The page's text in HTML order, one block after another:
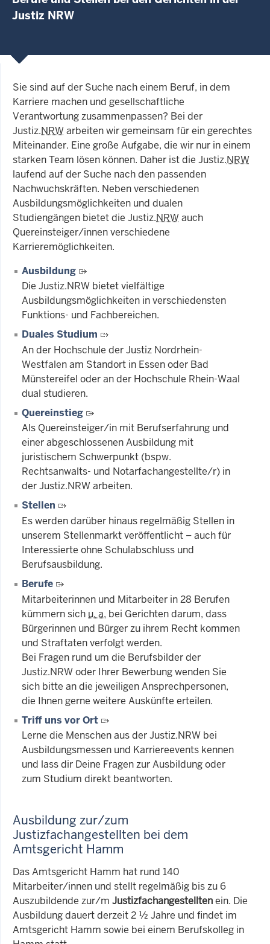
Justiz NRW
Sie sind auf der Suche nach einem Beruf, in dem
Karriere machen und gesellschaftliche
Verantwortung zusammenpassen? Bei der
Justiz.NRWarbeiten wir gemeinsam für ein gerechtes
Miteinander. Eine große Aufgabe, die wir nur in einem
starken Team lösen können. Daher ist die Justiz.NRW
laufend auf der Suche nach den passenden
Nachwuchskräften. Neben verschiedenen
Ausbildungsmöglichkeiten und dualen
Studiengängen bietet die Justiz.NRWauch
Quereinsteiger/innen verschiedene
Karrieremöglichkeiten.
Ausbildung
Die Justiz.NRW bietet vielfältige
Ausbildungsmöglichkeiten in verschiedensten
Funktions- und Fachbereichen.
Duales Studium
An der Hochschule der Justiz Nordrhein-
Westfalen am Standort in Essen oder Bad
Münstereifel oder an der Hochschule Rhein-Waal
dual studieren.
Quereinstieg
Als Quereinsteiger/in mit Berufserfahrung und
einer abgeschlossenen Ausbildung mit
juristischem Schwerpunkt (bspw.
Rechtsanwalts- und Notarfachangestellte/r) in
der Justiz.NRW arbeiten.
Stellen
Es werden darüber hinaus regelmäßig Stellen in
unserem Stellenmarkt veröffentlicht – auch für
Interessierte ohne Schulabschluss und
Berufsausbildung.
Berufe
Mitarbeiterinnen und Mitarbeiter in 28 Berufen
kümmern sich u. a. bei Gerichten darum, dass
Bürgerinnen und Bürger zu ihrem Recht kommen
und Straftaten verfolgt werden.
Bei Fragen rund um die Berufsbilder der
Justiz.NRW oder Ihrer Bewerbung wenden Sie
sich bitte an die jeweiligen Ansprechpersonen,
die Ihnen gerne weitere Auskünfte erteilen.
Triff uns vor Ort
Lerne die Menschen aus der Justiz.NRW bei
Ausbildungsmessen und Karriereevents kennen
und lass dir Deine Fragen zur Ausbildung oder
zum Studium direkt beantworten.
Ausbildung zur/zum
Justizfachangestellten bei dem
Amtsgericht Hamm
Das Amtsgericht Hamm hat rund 140
Mitarbeiter/innen und stellt regelmäßig bis zu 6
Auszubildende zur/m Justizfachangestelltenein. Die
Ausbildung dauert derzeit 2 ½ Jahre und findet im
Amtsgericht Hamm sowie bei einem Berufskolleg in